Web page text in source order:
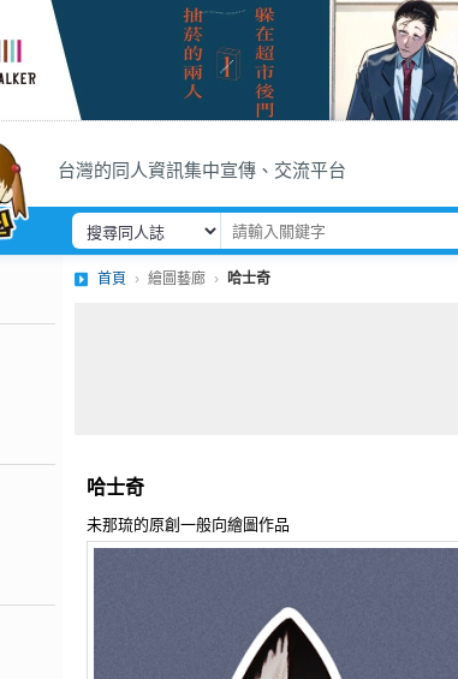
台灣的同人資訊集中宣傳、交流平台
首頁 繪圖藝廊 哈士奇
哈士奇
未那琉的原創一般向繪圖作品